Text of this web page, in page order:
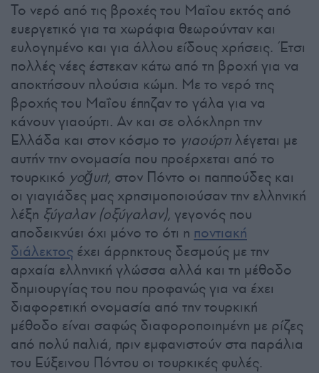
Το νερό από τις βροχές του Μαΐου εκτός από
ευεργετικό για τα χωράφια θεωρούνταν και
ευλογημένο και για άλλου είδους χρήσεις. Έτσι
πολλές νέες έστεκαν κάτω από τη βροχή για να
αποκτήσουν πλούσια κώμη. Με το νερό της
βροχής του Μαΐου έπηζαν το γάλα για να
κάνουν γιαούρτι. Αν και σε ολόκληρη την
Ελλάδα και στον κόσμο το γιαούρτιλέγεται με
αυτήν την ονομασία που προέρχεται από το
τουρκικό yoğurt, στον Πόντο οι παππούδες και
οι γιαγιάδες μας χρησιμοποιούσαν την ελληνική
λέξη ξύγαλαν (οξύγαλαν), γεγονός που
αποδεικνύει όχι μόνο το ότι η ποντιακή
διάλεκτος έχει άρρηκτους δεσμούς με την
αρχαία ελληνική γλώσσα αλλά και τη μέθοδο
δημιουργίας του που προφανώς για να έχει
διαφορετική ονομασία από την τουρκική
μέθοδο είναι σαφώς διαφοροποιημένη με ρίζες
από πολύ παλιά, πριν εμφανιστούν στα παράλια
του Εύξεινου Πόντου οι τουρκικές φυλές.